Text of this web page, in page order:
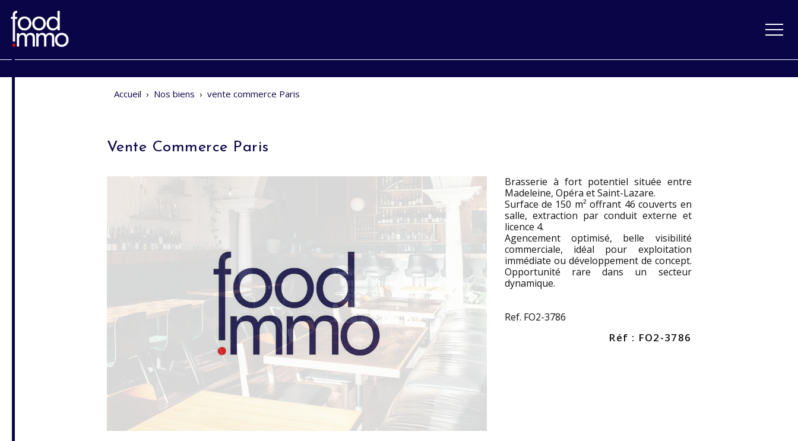
Accueil › Nos biens › vente commerce Paris
Vente Commerce Paris
Brasserie à fort potentiel située entre
Madeleine, Opéra et Saint-Lazare.
Surface de 150 m² offrant 46 couverts en
salle, extraction par conduit externe et
licence 4.
Agencement optimisé, belle visibilité
commerciale, idéal pour exploitation
immédiate ou développement de concept.
Opportunité rare dans un secteur
dynamique.
Ref. FO2-3786
Réf : FO2-3786